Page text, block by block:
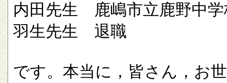
内田先生 鹿嶋市立鹿野中学
羽生先生 退職
です。本当に，皆さん，お